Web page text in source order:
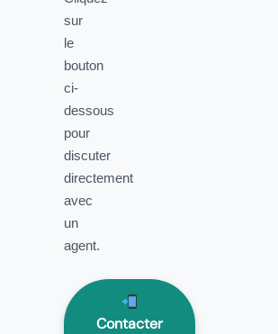
sur
le
bouton
ci-
dessous
pour
discuter
directement
avec
un
agent.
Contacter